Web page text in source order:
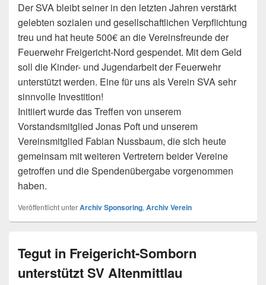
Der SVA bleibt seiner in den letzten Jahren verstärkt
gelebten sozialen und gesellschaftlichen Verpflichtung
treu und hat heute 500€ an die Vereinsfreunde der
Feuerwehr Freigericht-Nord gespendet. Mit dem Geld
soll die Kinder- und Jugendarbeit der Feuerwehr
unterstützt werden. Eine für uns als Verein SVA sehr
sinnvolle Investition!
Initiiert wurde das Treffen von unserem
Vorstandsmitglied Jonas Poft und unserem
Vereinsmitglied Fabian Nussbaum, die sich heute
gemeinsam mit weiteren Vertretern beider Vereine
getroffen und die Spendenübergabe vorgenommen
haben.
Veröffentlicht unterArchiv Sponsoring,Archiv Verein
Tegut in Freigericht-Somborn
unterstützt SV Altenmittlau